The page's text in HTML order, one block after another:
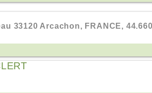
33120 Arcachon, FRANCE,